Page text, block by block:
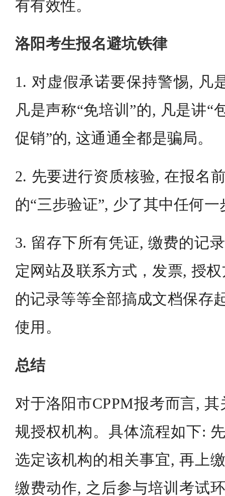
有有效性。
洛阳考生报名避坑铁律
1. 对虚假承诺要保持警惕, 凡
凡是声称“免培训”的, 凡是讲“
促销”的, 这通通全都是骗局。
2. 先要进行资质核验, 在报名
的“三步验证”, 少了其中任何
3. 留存下所有凭证, 缴费的记
定网站及联系方式，发票, 授
的记录等等全部搞成文档保存
使用。
总结
对于洛阳市CPPM报考而言,
规授权机构。具体流程如下:
选定该机构的相关事宜, 再上
缴费动作, 之后参与培训考试